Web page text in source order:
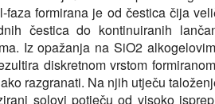
faza formirana je od čestica čija
čestica do kontinuiranih
Iz opažanja na SiO2
diskretnom vrstom
razgranati. Na njih utječu
solovi potječu od visoko